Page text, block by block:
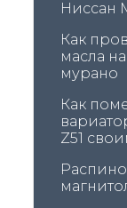
Ниссан
Как
масла
мурано
Как
Z51